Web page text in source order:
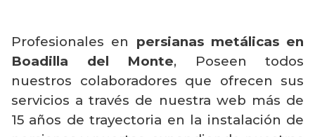
Profesionales en persianas metálicas en
Boadilla del Monte, Poseen todos
nuestros colaboradores que ofrecen sus
servicios a través de nuestra web más de
15 años de trayectoria en la instalación de